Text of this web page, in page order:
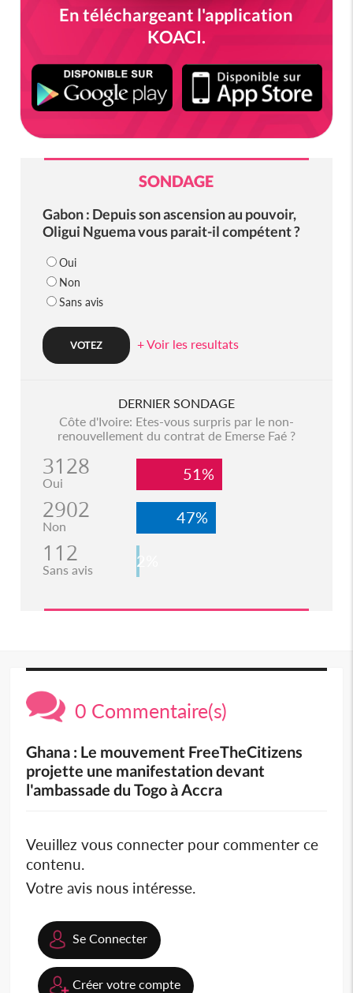
En téléchargeant l'application
KOACI.
SONDAGE
Gabon : Depuis son ascension au pouvoir,
Oligui Nguema vous parait-il compétent ?
Oui
Non
Sans avis
+ Voir les resultats
DERNIER SONDAGE
Côte d'Ivoire: Etes-vous surpris par le non-
renouvellement du contrat de Emerse Faé ?
3128
Oui 51%
2902
Non 47%
112
Sans avis 2%
0 Commentaire(s)
Ghana : Le mouvement FreeTheCitizens
projette une manifestation devant
l'ambassade du Togo à Accra
Veuillez vous connecter pour commenter ce
contenu.
Votre avis nous intéresse.
Se Connecter
Créer votre compte